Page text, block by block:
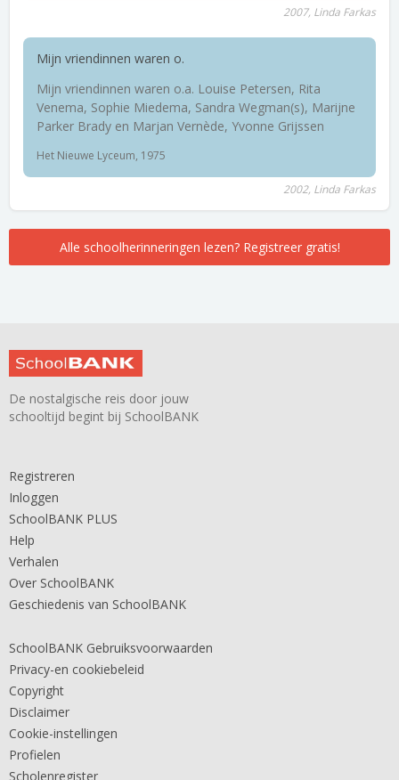
2007, Linda Farkas
Mijn vriendinnen waren o.
Mijn vriendinnen waren o.a. Louise Petersen, Rita
Venema, Sophie Miedema, Sandra Wegman(s), Marijne
Parker Brady en Marjan Vernède, Yvonne Grijssen
Het Nieuwe Lyceum, 1975
2002, Linda Farkas
Alle schoolherinneringen lezen? Registreer gratis!
De nostalgische reis door jouw
schooltijd begint bij SchoolBANK
Registreren
Inloggen
SchoolBANK PLUS
Help
Verhalen
Over SchoolBANK
Geschiedenis van SchoolBANK
SchoolBANK Gebruiksvoorwaarden
Privacy-en cookiebeleid
Copyright
Disclaimer
Cookie-instellingen
Profielen
Scholenregister